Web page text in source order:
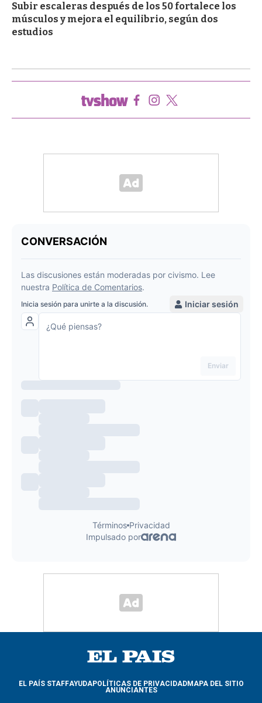
Subir escaleras después de los 50 fortalece los
músculos y mejora el equilibrio, según dos
estudios
EL PAÍS STAFFAYUDAPOLÍTICAS DE PRIVACIDADMAPA DEL SITIO
ANUNCIANTES